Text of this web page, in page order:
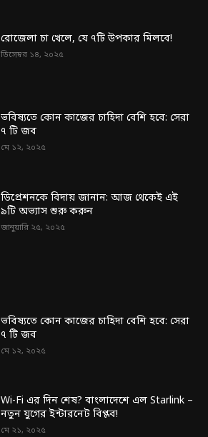
রোজেলা চা খেলে, যে ৭টি উপকার মিলবে!
ডিসেম্বর ১৪, ২০২৫
ভবিষ্যতে কোন কাজের চাহিদা বেশি হবে: সেরা
৭ টি জব
মে ১২, ২০২৫
ডিপ্রেশনকে বিদায় জানান: আজ থেকেই এই
৯টি অভ্যাস শুরু করুন
জানুয়ারি ২৫, ২০২৫
ভবিষ্যতে কোন কাজের চাহিদা বেশি হবে: সেরা
৭ টি জব
মে ১২, ২০২৫
Wi-Fi এর দিন শেষ? বাংলাদেশে এল Starlink –
নতুন যুগের ইন্টারনেট বিপ্লব!
মে ২১, ২০২৫